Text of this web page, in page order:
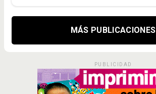
MÁS PUBLICACIONES
PUBLICIDAD